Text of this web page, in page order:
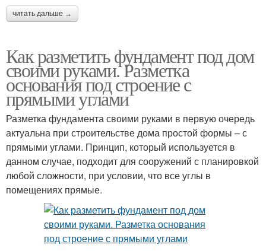
читать дальше →
Как разметить фундамент под дом
своими руками. Разметка
основания под строение с
прямыми углами
Разметка фундамента своими руками в первую очередь
актуальна при строительстве дома простой формы – с
прямыми углами. Принцип, который используется в
данном случае, подходит для сооружений с планировкой
любой сложности, при условии, что все углы в
помещениях прямые.